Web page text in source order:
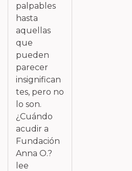
palpables
hasta
aquellas
que
pueden
parecer
insignifican
tes, pero no
lo son.
¿Cuándo
acudir a
Fundación
Anna O.?
lee